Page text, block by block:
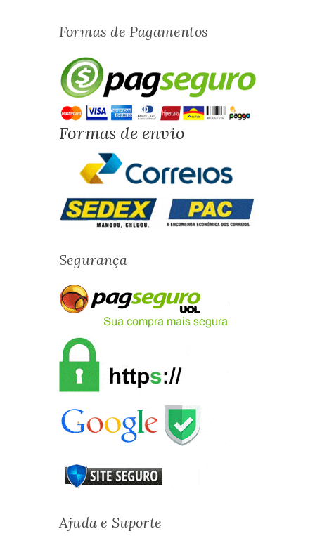
Formas de Pagamentos
Formas de envio
Segurança
Ajuda e Suporte